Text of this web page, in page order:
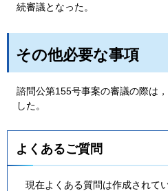
続審議となった。
その他必要な事項
諮問公第155号事案の審議の際は
した。
よくあるご質問
現在よくある質問は作成されて